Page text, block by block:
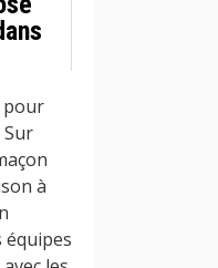
pour
à
équipes